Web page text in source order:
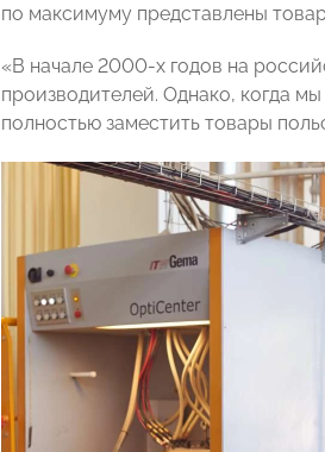
по максимуму представлены
«В начале 2000-х годов на
производителей. Однако, когда
полностью заместить товары